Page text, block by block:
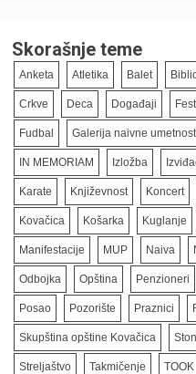
Skorašnje teme
Anketa Atletika Balet
Crkve Deca Događaji
Fudbal Galerija naivne
IN MEMORIAM Izložba
Karate Književnost Koncert
Kovačica Košarka Kuglanje
Manifestacije MUP Naiva
Odbojka Opština Penzioneri
Posao Pozorište Praznici
Skupština opštine Kovačica
Streljaštvo Takmičenje TOOK